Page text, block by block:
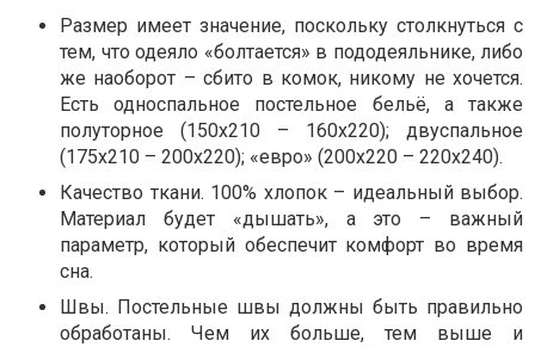
Размер имеет значение, поскольку столкнуться с
тем, что одеяло «болтается» в пододеяльнике, либо
же наоборот – сбито в комок, никому не хочется.
Есть односпальное постельное бельё, а также
полуторное (150х210 – 160х220); двуспальное
(175х210 – 200х220); «евро» (200х220 – 220х240).
Качество ткани. 100% хлопок – идеальный выбор.
Материал будет «дышать», а это – важный
параметр, который обеспечит комфорт во время
сна.
Швы. Постельные швы должны быть правильно
обработаны. Чем их больше, тем выше и